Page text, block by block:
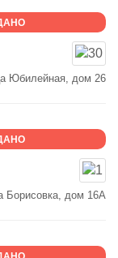
Юбилейная, дом 26
Борисовка, дом 16А